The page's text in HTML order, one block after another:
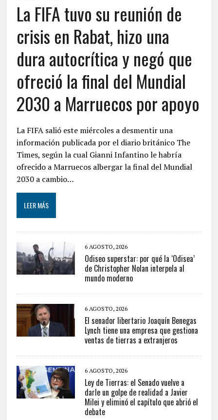
La FIFA tuvo su reunión de
crisis en Rabat, hizo una
dura autocrítica y negó que
ofreció la final del Mundial
2030 a Marruecos por apoyo
La FIFA salió este miércoles a desmentir una
información publicada por el diario británico The
Times, según la cual Gianni Infantino le habría
ofrecido a Marruecos albergar la final del Mundial
2030 a cambio…
LEER MÁS
6 AGOSTO, 2026
Odiseo superstar: por qué la ‘Odisea’
de Christopher Nolan interpela al
mundo moderno
6 AGOSTO, 2026
El senador libertario Joaquín Benegas
Lynch tiene una empresa que gestiona
ventas de tierras a extranjeros
6 AGOSTO, 2026
Ley de Tierras: el Senado vuelve a
darle un golpe de realidad a Javier
Milei y eliminó el capítulo que abrió el
debate